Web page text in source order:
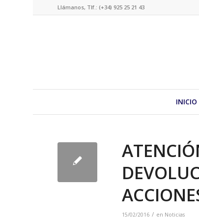
Llámanos, Tlf.: (+34) 925 25 21 43
INICIO
15/02/2016 / en Noticias